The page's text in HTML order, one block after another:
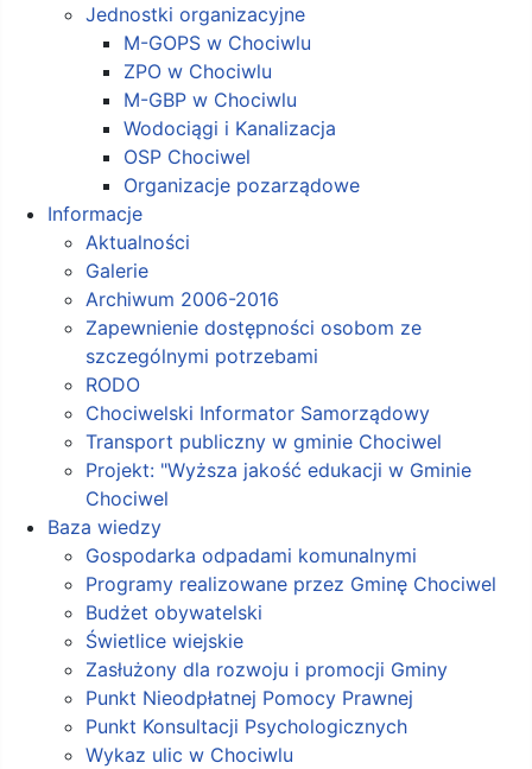
Jednostki organizacyjne
M-GOPS w Chociwlu
ZPO w Chociwlu
M-GBP w Chociwlu
Wodociągi i Kanalizacja
OSP Chociwel
Organizacje pozarządowe
Informacje
Aktualności
Galerie
Archiwum 2006-2016
Zapewnienie dostępności osobom ze
szczególnymi potrzebami
RODO
Chociwelski Informator Samorządowy
Transport publiczny w gminie Chociwel
Projekt: "Wyższa jakość edukacji w Gminie
Chociwel
Baza wiedzy
Gospodarka odpadami komunalnymi
Programy realizowane przez Gminę Chociwel
Budżet obywatelski
Świetlice wiejskie
Zasłużony dla rozwoju i promocji Gminy
Punkt Nieodpłatnej Pomocy Prawnej
Punkt Konsultacji Psychologicznych
Wykaz ulic w Chociwlu